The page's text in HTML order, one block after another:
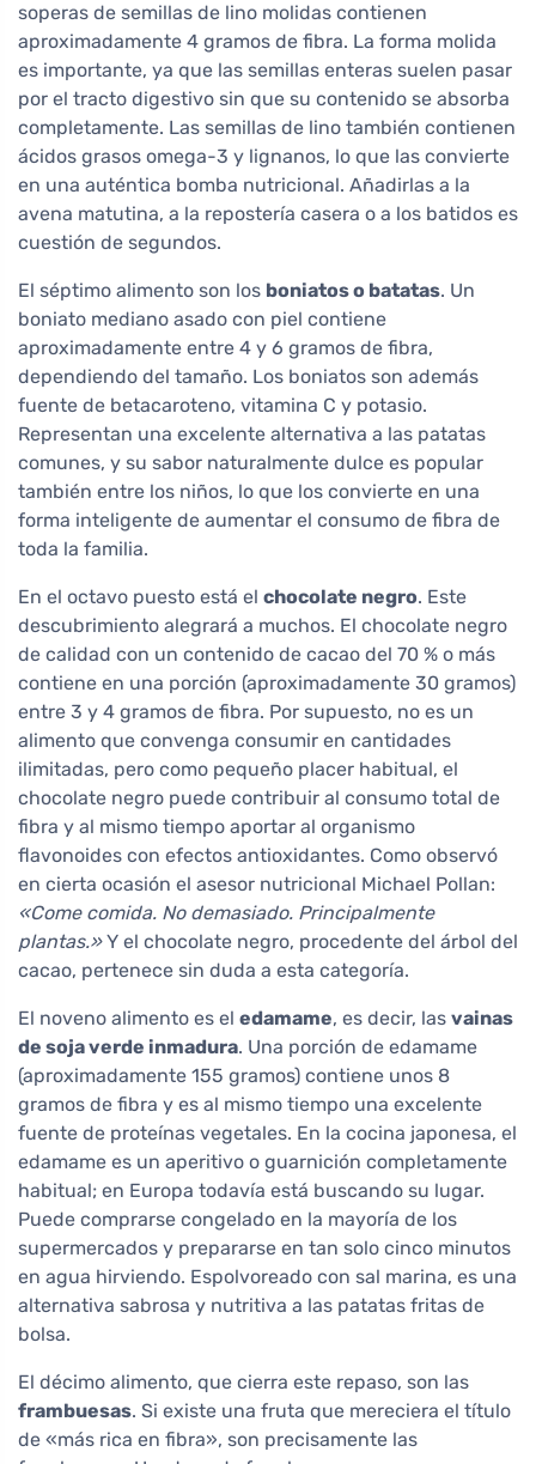
soperas de semillas de lino molidas contienen
aproximadamente 4 gramos de fibra. La forma molida
es importante, ya que las semillas enteras suelen pasar
por el tracto digestivo sin que su contenido se absorba
completamente. Las semillas de lino también contienen
ácidos grasos omega-3 y lignanos, lo que las convierte
en una auténtica bomba nutricional. Añadirlas a la
avena matutina, a la repostería casera o a los batidos es
cuestión de segundos.
El séptimo alimento son los boniatos o batatas. Un
boniato mediano asado con piel contiene
aproximadamente entre 4 y 6 gramos de fibra,
dependiendo del tamaño. Los boniatos son además
fuente de betacaroteno, vitamina C y potasio.
Representan una excelente alternativa a las patatas
comunes, y su sabor naturalmente dulce es popular
también entre los niños, lo que los convierte en una
forma inteligente de aumentar el consumo de fibra de
toda la familia.
En el octavo puesto está el chocolate negro. Este
descubrimiento alegrará a muchos. El chocolate negro
de calidad con un contenido de cacao del 70 % o más
contiene en una porción (aproximadamente 30 gramos)
entre 3 y 4 gramos de fibra. Por supuesto, no es un
alimento que convenga consumir en cantidades
ilimitadas, pero como pequeño placer habitual, el
chocolate negro puede contribuir al consumo total de
fibra y al mismo tiempo aportar al organismo
flavonoides con efectos antioxidantes. Como observó
en cierta ocasión el asesor nutricional Michael Pollan:
«Come comida. No demasiado. Principalmente
plantas.»Y el chocolate negro, procedente del árbol del
cacao, pertenece sin duda a esta categoría.
El noveno alimento es el edamame, es decir, las vainas
de soja verde inmadura. Una porción de edamame
(aproximadamente 155 gramos) contiene unos 8
gramos de fibra y es al mismo tiempo una excelente
fuente de proteínas vegetales. En la cocina japonesa, el
edamame es un aperitivo o guarnición completamente
habitual; en Europa todavía está buscando su lugar.
Puede comprarse congelado en la mayoría de los
supermercados y prepararse en tan solo cinco minutos
en agua hirviendo. Espolvoreado con sal marina, es una
alternativa sabrosa y nutritiva a las patatas fritas de
bolsa.
El décimo alimento, que cierra este repaso, son las
frambuesas. Si existe una fruta que mereciera el título
de «más rica en fibra», son precisamente las